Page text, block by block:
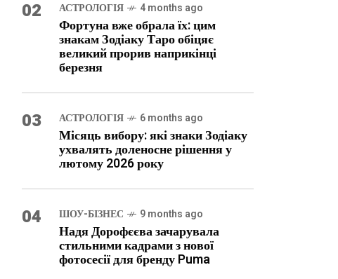
02 АСТРОЛОГІЯ 4 months ago
Фортуна вже обрала їх: цим
знакам Зодіаку Таро обіцяє
великий прорив наприкінці
березня
03 АСТРОЛОГІЯ 6 months ago
Місяць вибору: які знаки Зодіаку
ухвалять доленосне рішення у
лютому 2026 року
04 ШОУ-БІЗНЕС 9 months ago
Надя Дорофєєва зачарувала
стильними кадрами з нової
фотосесії для бренду Puma